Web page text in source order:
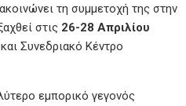
τη συμμετοχή της στην
στις 26-28 Απριλίου
Συνεδριακό Κέντρο
εμπορικό γεγονός